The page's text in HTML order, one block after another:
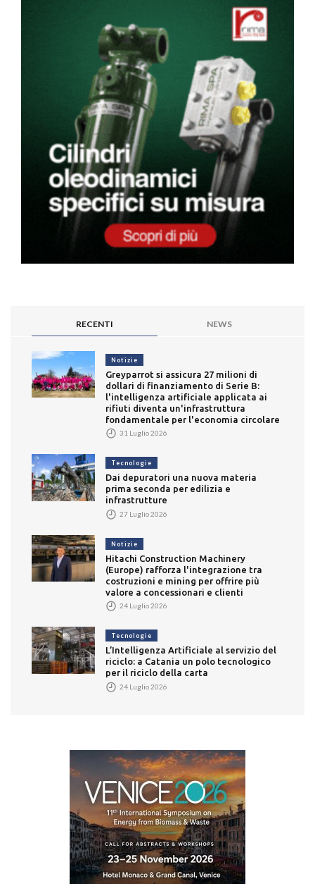
RECENTI NEWS
Notizie
Greyparrot si assicura 27 milioni di
dollari di finanziamento di Serie B:
l'intelligenza artificiale applicata ai
rifiuti diventa un'infrastruttura
fondamentale per l'economia circolare
31 Luglio 2026
Tecnologie
Dai depuratori una nuova materia
prima seconda per edilizia e
infrastrutture
27 Luglio 2026
Notizie
Hitachi Construction Machinery
(Europe) rafforza l'integrazione tra
costruzioni e mining per offrire più
valore a concessionari e clienti
24 Luglio 2026
Tecnologie
L’Intelligenza Artificiale al servizio del
riciclo: a Catania un polo tecnologico
per il riciclo della carta
24 Luglio 2026